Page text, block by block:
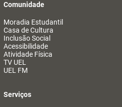
Comunidade
Moradia Estudantil
Casa de Cultura
Inclusão Social
Acessibilidade
Atividade Física
TV UEL
UEL FM
Serviços